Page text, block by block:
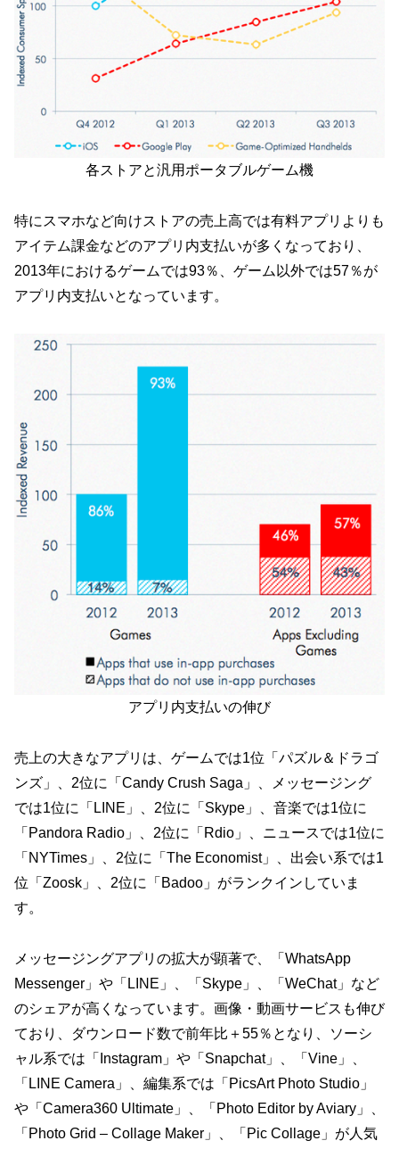
各ストアと汎用ポータブルゲーム機
特にスマホなど向けストアの売上高では有料アプリよりも
アイテム課金などのアプリ内支払いが多くなっており、
2013年におけるゲームでは93％、ゲーム以外では57％が
アプリ内支払いとなっています。
アプリ内支払いの伸び
売上の大きなアプリは、ゲームでは1位「パズル＆ドラゴ
ンズ」、2位に「Candy Crush Saga」、メッセージング
では1位に「LINE」、2位に「Skype」、音楽では1位に
「Pandora Radio」、2位に「Rdio」、ニュースでは1位に
「NYTimes」、2位に「The Economist」、出会い系では1
位「Zoosk」、2位に「Badoo」がランクインしていま
す。
メッセージングアプリの拡大が顕著で、「WhatsApp
Messenger」や「LINE」、「Skype」、「WeChat」など
のシェアが高くなっています。画像・動画サービスも伸び
ており、ダウンロード数で前年比＋55％となり、ソーシ
ャル系では「Instagram」や「Snapchat」、「Vine」、
「LINE Camera」、編集系では「PicsArt Photo Studio」
や「Camera360 Ultimate」、「Photo Editor by Aviary」、
「Photo Grid – Collage Maker」、「Pic Collage」が人気